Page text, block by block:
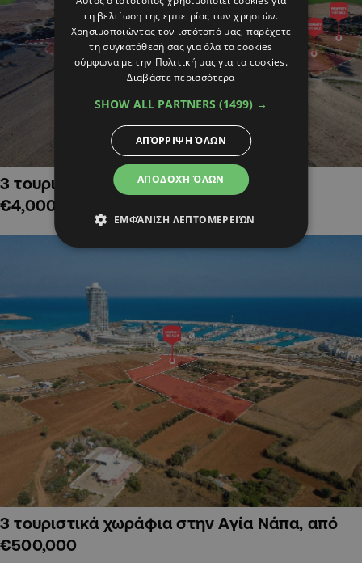
3 τουριστικά χωράφια στην Αλαμινό,
€4,000,000
3 τουριστικά χωράφια στην Αγία Νάπα, από
€500,000
τη βελτίωση της εμπειρίας των χρηστών.
Χρησιμοποιώντας τον ιστότοπό μας, παρέχετε
τη συγκατάθεσή σας για όλα τα cookies
σύμφωνα με την Πολιτική μας για τα cookies.
Διαβάστε περισσότερα
SHOW ALL PARTNERS (1499) →
ΑΠΟΔΟΧΉ ΌΛΩΝ
ΑΠΌΡΡΙΨΗ ΌΛΩΝ
ΕΜΦΆΝΙΣΗ ΛΕΠΤΟΜΕΡΕΙΏΝ